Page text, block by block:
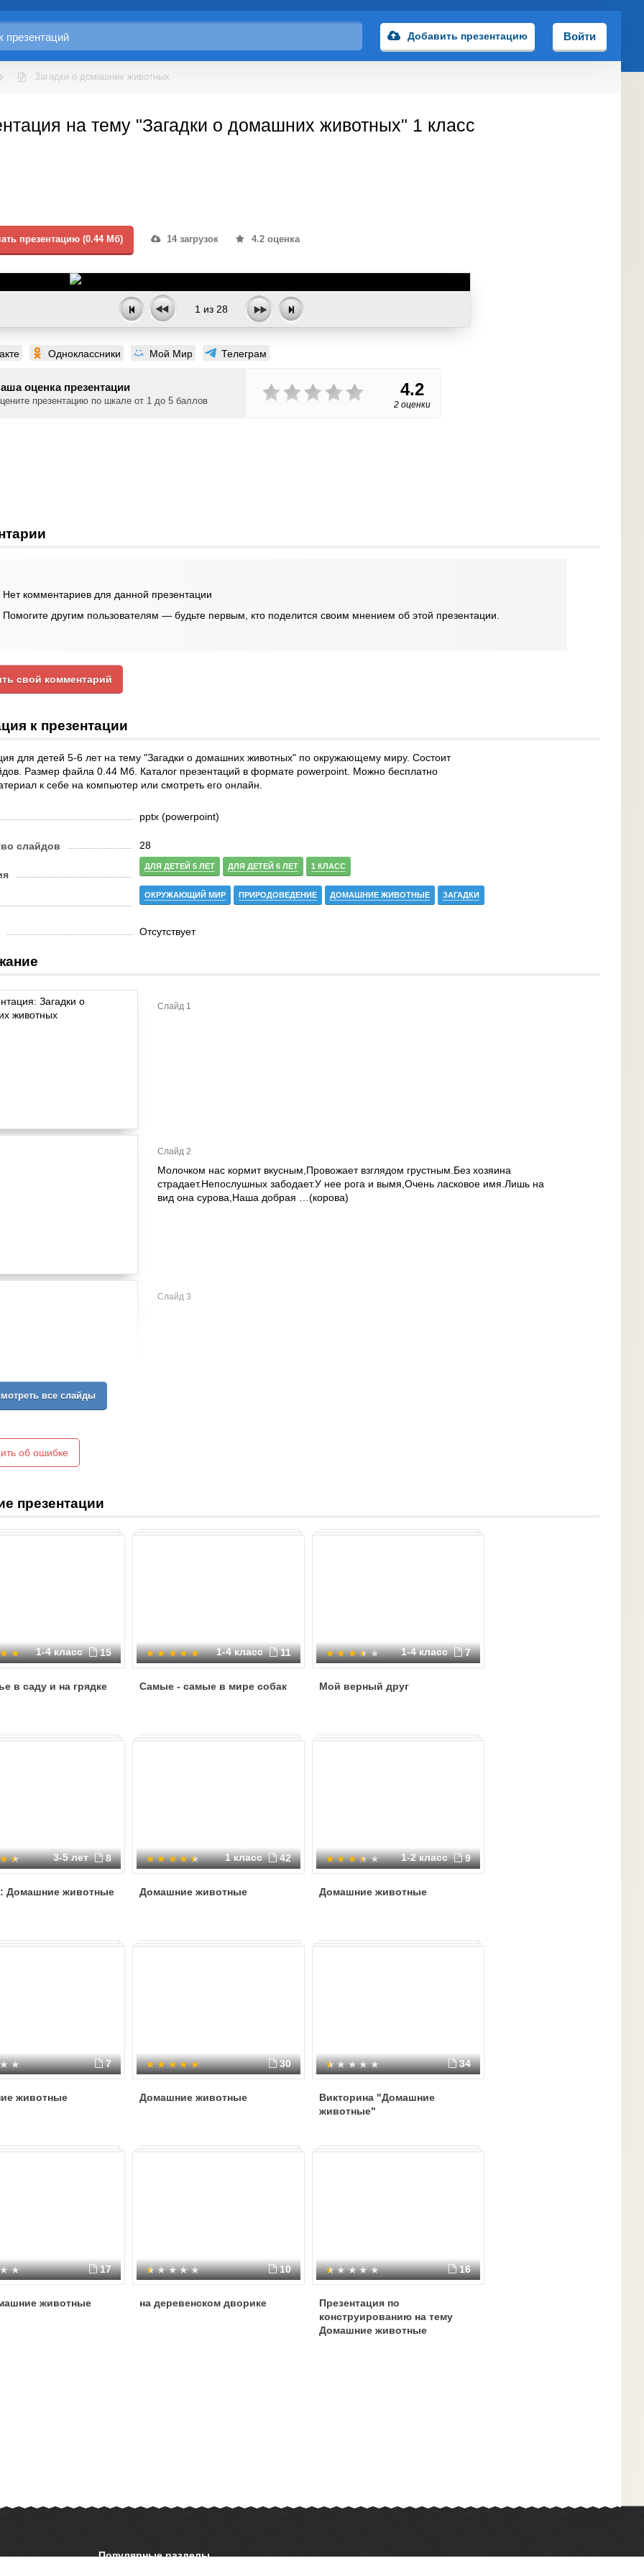
Добавить презентацию Войти
Загадки о домашних животных
на тему "Загадки о домашних животных" 1 класс
презентацию (0.44 Мб) 14 загрузок 4.2 оценка
1 из 28
Одноклассники Мой Мир Телеграм
оценка презентации
презентацию по шкале от 1 до 5 баллов
4.2
2 оценки
Нет комментариев для данной презентации
Помогите другим пользователям — будьте первым, кто поделится своим мнением об этой презентации.
свой комментарий
к презентации
для детей 5-6 лет на тему "Загадки о домашних животных" по окружающему миру. Состоит
Размер файла 0.44 Мб. Каталог презентаций в формате powerpoint. Можно бесплатно
к себе на компьютер или смотреть его онлайн.
pptx (powerpoint)
слайдов 28
ДЛЯ ДЕТЕЙ 5 ЛЕТ ДЛЯ ДЕТЕЙ 6 ЛЕТ 1 КЛАСС
ОКРУЖАЮЩИЙ МИР ПРИРОДОВЕДЕНИЕ ДОМАШНИЕ ЖИВОТНЫЕ ЗАГАДКИ
Отсутствует
Слайд 1
Слайд 2
Молочком нас кормит вкусным,Провожает взглядом грустным.Без хозяина
страдает.Непослушных забодает.У нее рога и вымя,Очень ласковое имя.Лишь на
вид она сурова,Наша добрая …(корова)
Слайд 3
все слайды
об ошибке
презентации
1-4 класс 15
в саду и на грядке
1-4 класс 11
Самые - самые в мире собак
1-4 класс 7
Мой верный друг
3-5 лет 8
Домашние животные
1 класс 42
Домашние животные
1-2 класс 9
Домашние животные
7
животные
30
Домашние животные
34
Викторина "Домашние
животные"
17
животные
10
на деревенском дворике
16
Презентация по
конструированию на тему
Домашние животные
Популярные разделы